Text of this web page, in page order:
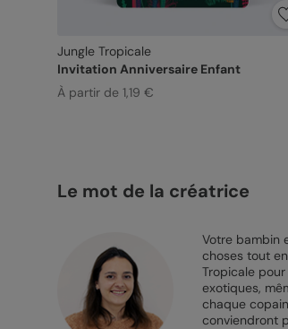
Jungle Tropicale
Invitation Anniversaire Enfant
À partir de 1,19 €
Le mot de la créatrice
Votre bambin
choses tout
Tropicale
exotiques,
chaque
conviendront